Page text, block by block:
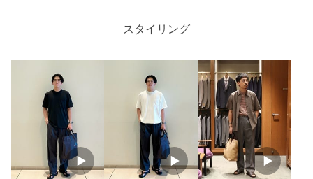
で下記の品名/品番をお申し付けください。
品番：13321000010
商品詳細
注文キャンセル 対象商品
返品等について
お客様の投稿をもとに生成AIが要約した内容です。正確性・適切性を保
ニックネーム： つっくん
投稿日： 2026年6月7日
購入カラー：BEIGE
スタイリング